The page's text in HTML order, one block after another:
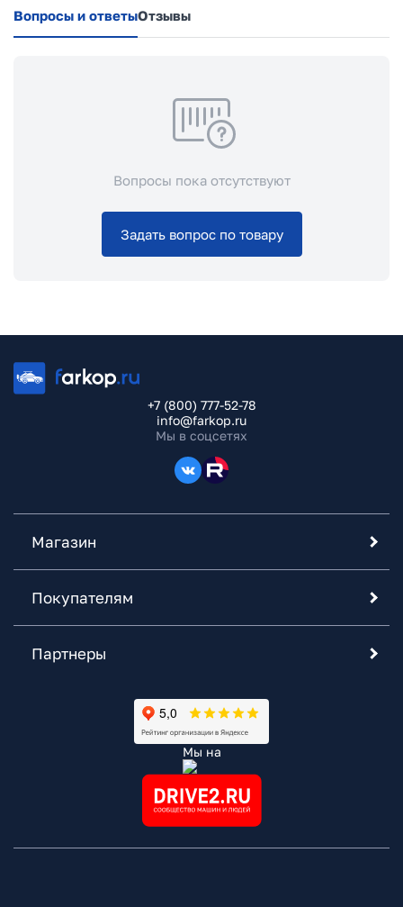
Вопросы и ответыОтзывы
Вопросы пока отсутствуют
Задать вопрос по товару
+7 (800) 777-52-78
info@farkop.ru
Мы в соцсетях
Магазин
Покупателям
Партнеры
Мы на